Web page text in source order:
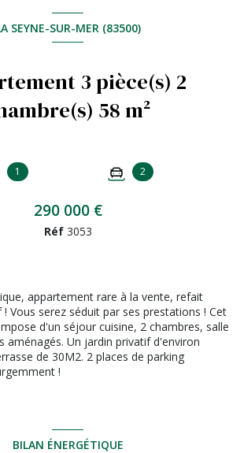
SEYNE-SUR-MER (83500)
3 pièce(s) 2
chambre(s) 58 m²
1 2
290 000 €
Réf 3053
appartement rare à la vente, refait
Vous serez séduit par ses prestations ! Cet
d'un séjour cuisine, 2 chambres, salle
aménagés. Un jardin privatif d'environ
de 30M2. 2 places de parking
!
BILAN ÉNERGÉTIQUE